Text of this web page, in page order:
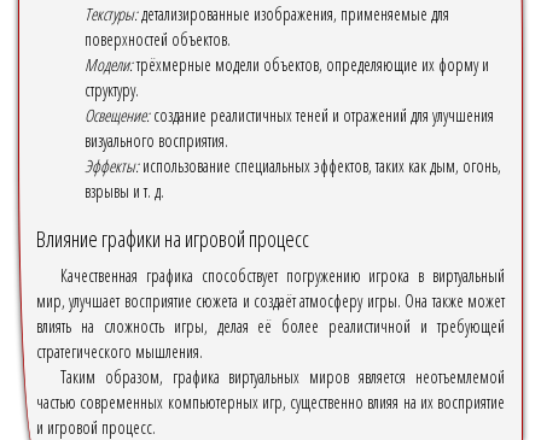
Текстуры:детализированные изображения, применяемые для
поверхностей объектов.
Модели:трёхмерные модели объектов, определяющие их форму и
структуру.
Освещение:создание реалистичных теней и отражений для улучшения
визуального восприятия.
Эффекты:использование специальных эффектов, таких как дым, огонь,
взрывы и т. д.
Влияние графики на игровой процесс
Качественная графика способствует погружению игрока в виртуальный
мир, улучшает восприятие сюжета и создаёт атмосферу игры. Она также может
влиять на сложность игры, делая её более реалистичной и требующей
стратегического мышления.
Таким образом, графика виртуальных миров является неотъемлемой
частью современных компьютерных игр, существенно влияя на их восприятие
и игровой процесс.